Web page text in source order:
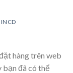
hàng trên web
đã có thể